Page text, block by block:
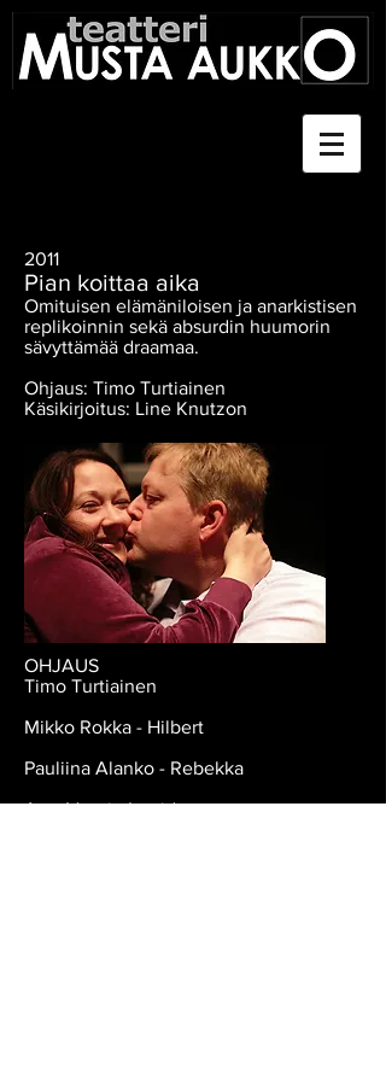
2011
Pian koittaa aika
Omituisen elämäniloisen ja anarkistisen
replikoinnin sekä absurdin huumorin
sävyttämää draamaa.
Ohjaus: Timo Turtiainen
Käsikirjoitus: Line Knutzon
OHJAUS
Timo Turtiainen
Mikko Rokka - Hilbert
Pauliina Alanko - Rebekka
Asta Vuori - Ingrid